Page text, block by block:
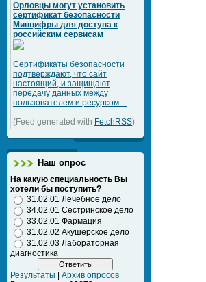
Орловцы могут установить
сертификат безопасности
Минцифры для доступа к
российским сервисам
Сертификаты безопасности
подтверждают, что сайт
настоящий, и защищают
передачу данных между
пользователем и ресурсом ...
(Feed generated with FetchRSS)
Наш опрос
На какую специальность Вы
хотели бы поступить?
31.02.01 Лечебное дело
34.02.01 Сестринское дело
33.02.01 Фармация
31.02.02 Акушерское дело
31.02.03 Лабораторная
диагностика
Результаты
Архив опросов